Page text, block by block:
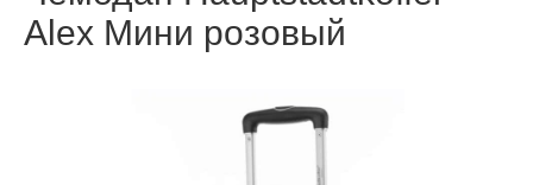
Alex Мини розовый